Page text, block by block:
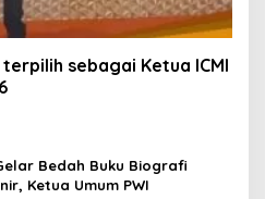
sebagai Ketua ICMI
Bedah Buku Biografi
Ketua Umum PWI